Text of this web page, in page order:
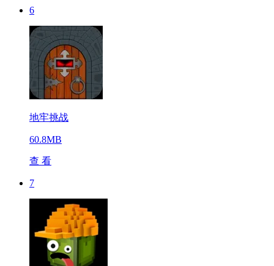
6
地牢挑战
60.8MB
查 看
7